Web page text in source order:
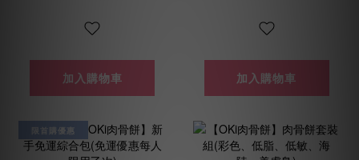
加入購物車 加入購物車
限首購優惠